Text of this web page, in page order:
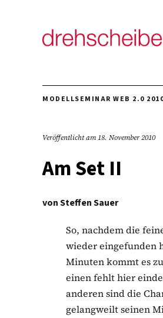
MODELLSEMINAR WEB 2.0
Veröffentlicht am18. November 2010
Am Set II
vonSteffen Sauer
So, nachdem die
wieder eingefunden
Minuten kommt es
einen fehlt hier
anderen sind die
gelangweilt seinen